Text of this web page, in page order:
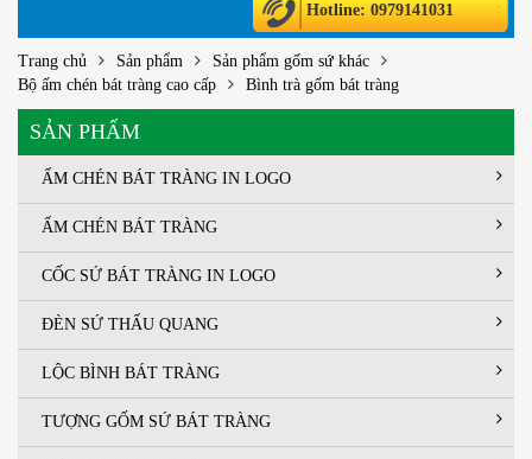
Hotline: 0979141031
Trang chủ Sản phẩm
Sản phẩm gốm sứ khác
Bộ ấm chén bát tràng cao cấp
Bình trà gốm bát tràng
SẢN PHẨM
ẤM CHÉN BÁT TRÀNG IN LOGO
ẤM CHÉN BÁT TRÀNG
CỐC SỨ BÁT TRÀNG IN LOGO
ĐÈN SỨ THẤU QUANG
LỘC BÌNH BÁT TRÀNG
TƯỢNG GỐM SỨ BÁT TRÀNG